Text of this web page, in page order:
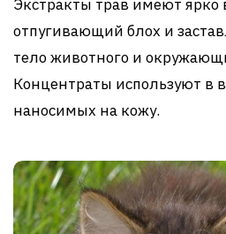
Экстракты трав имеют
отпугивающий блох и
тело животного и
Концентраты используют в
наносимых на кожу.